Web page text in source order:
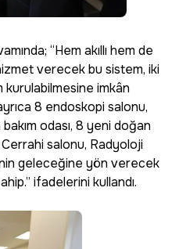
“Hem akıllı hem de
verecek bu sistem, iki
imkân
8 endoskopi salonu,
odası, ⁠8 yeni doğan
salonu, Radyoloji
geleceğine yön verecek
ifadelerini kullandı.